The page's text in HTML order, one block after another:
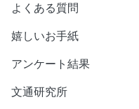
よくある質問
嬉しいお手紙
アンケート結果
文通研究所